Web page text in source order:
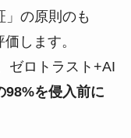
」の原則のも
します。
ゼロトラスト+AI
98%を侵入前に